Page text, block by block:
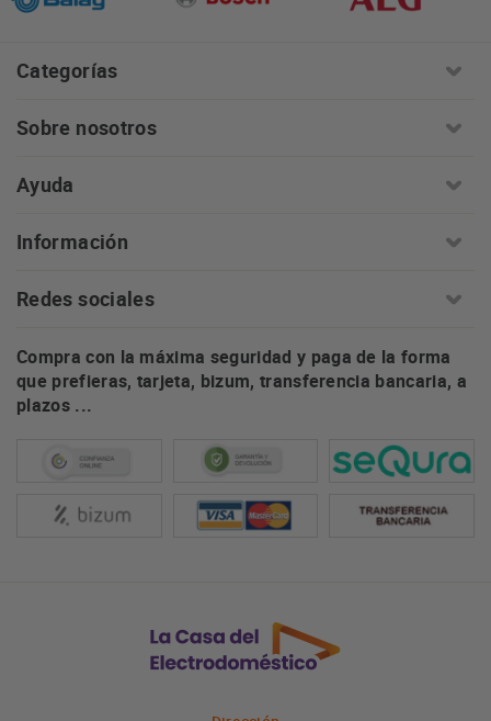
Categorías
Sobre nosotros
Ayuda
Información
Redes sociales
Compra con la máxima seguridad y paga de la forma
que prefieras, tarjeta, bizum, transferencia bancaria, a
plazos ...